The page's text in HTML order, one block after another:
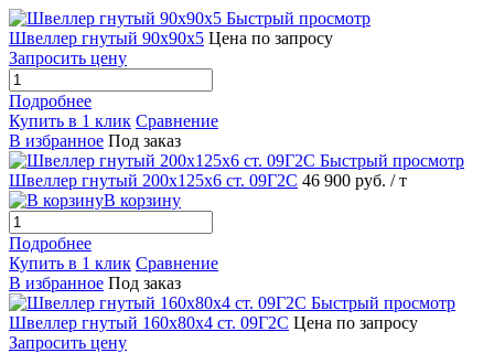
Быстрый просмотр
Швеллер гнутый 90х90х5 Цена по запросу
Запросить цену
Подробнее
Купить в 1 клик Сравнение
В избранное Под заказ
Быстрый просмотр
Швеллер гнутый 200х125х6 ст. 09Г2С 46 900 руб. / т
В корзину
Подробнее
Купить в 1 клик Сравнение
В избранное Под заказ
Быстрый просмотр
Швеллер гнутый 160х80х4 ст. 09Г2С Цена по запросу
Запросить цену